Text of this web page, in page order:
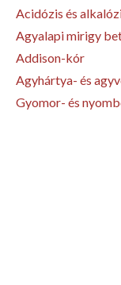
Acidózis és
Agyalapi mirigy
Addison-kór
Agyhártya- és
Gyomor- és